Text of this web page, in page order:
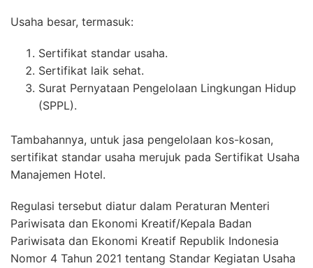
Usaha besar, termasuk:
Sertifikat standar usaha.
Sertifikat laik sehat.
Surat Pernyataan Pengelolaan Lingkungan Hidup
(SPPL).
Tambahannya, untuk jasa pengelolaan kos-kosan,
sertifikat standar usaha merujuk pada Sertifikat Usaha
Manajemen Hotel.
Regulasi tersebut diatur dalam Peraturan Menteri
Pariwisata dan Ekonomi Kreatif/Kepala Badan
Pariwisata dan Ekonomi Kreatif Republik Indonesia
Nomor 4 Tahun 2021 tentang Standar Kegiatan Usaha